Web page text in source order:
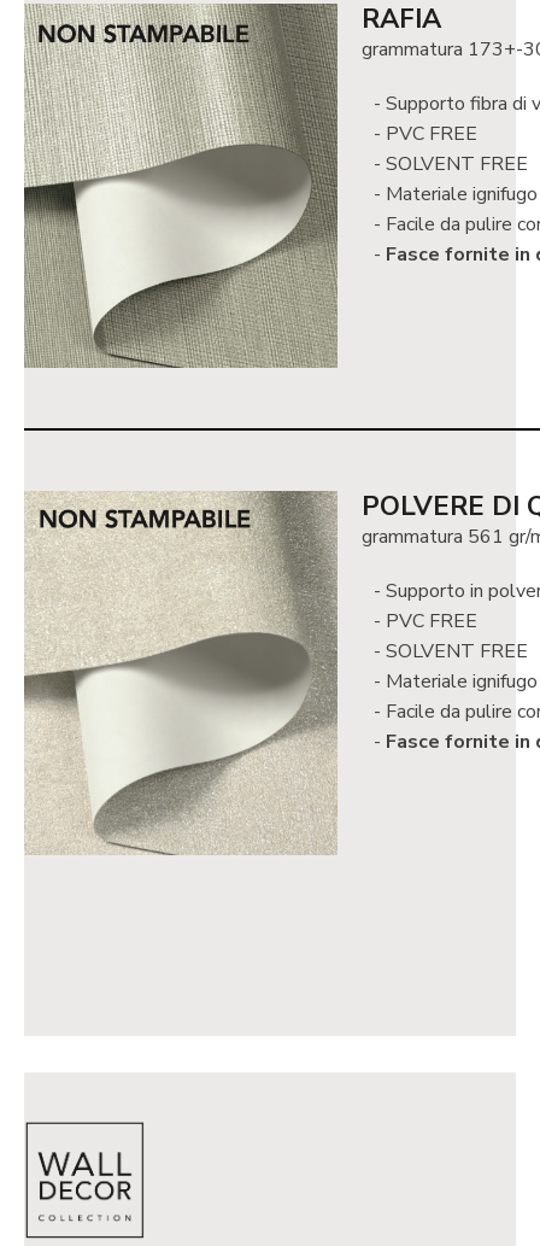
RAFIA
grammatura 173+-
Supporto fibra di
PVC FREE
SOLVENT FREE
Materiale
Facile da pulire
Fasce fornite in
POLVERE DI
grammatura 561 gr/
Supporto in
PVC FREE
SOLVENT FREE
Materiale
Facile da pulire
Fasce fornite in